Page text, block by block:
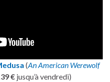
(An American Werewolf
€jusqu’à vendredi)